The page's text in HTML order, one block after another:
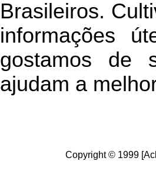
Brasileiros.
informações
gostamos de
ajudam a
Copyright © 1999